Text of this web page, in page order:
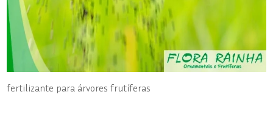
fertilizante para árvores frutíferas